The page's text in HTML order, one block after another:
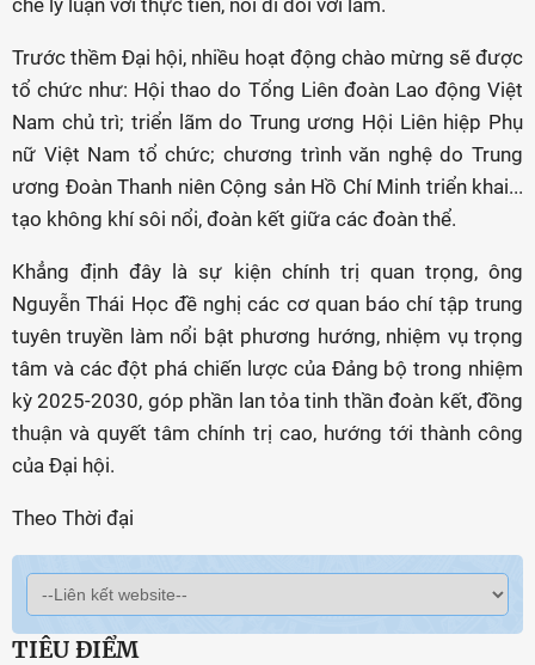
chẽ lý luận với thực tiễn, nói đi đôi với làm.
Trước thềm Đại hội, nhiều hoạt động chào mừng sẽ được
tổ chức như: Hội thao do Tổng Liên đoàn Lao động Việt
Nam chủ trì; triển lãm do Trung ương Hội Liên hiệp Phụ
nữ Việt Nam tổ chức; chương trình văn nghệ do Trung
ương Đoàn Thanh niên Cộng sản Hồ Chí Minh triển khai...
tạo không khí sôi nổi, đoàn kết giữa các đoàn thể.
Khẳng định đây là sự kiện chính trị quan trọng, ông
Nguyễn Thái Học đề nghị các cơ quan báo chí tập trung
tuyên truyền làm nổi bật phương hướng, nhiệm vụ trọng
tâm và các đột phá chiến lược của Đảng bộ trong nhiệm
kỳ 2025-2030, góp phần lan tỏa tinh thần đoàn kết, đồng
thuận và quyết tâm chính trị cao, hướng tới thành công
của Đại hội.
Theo Thời đại
TIÊU ĐIỂM